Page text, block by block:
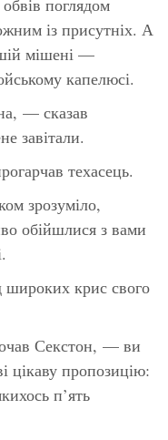
із присутніх. А
мішені —
капелюсі.
— сказав
завітали.
техасець.
зрозуміло,
обійшлися з вами
широких крис свого
Секстон, — ви
цікаву пропозицію:
п’ять